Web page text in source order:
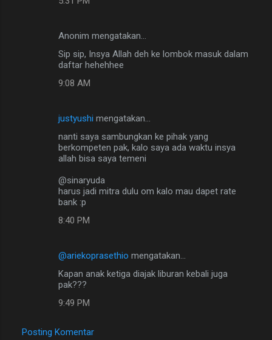
Anonim mengatakan…
Sip sip, Insya Allah deh ke lombok masuk dalam
daftar hehehhee
9:08 AM
justyushi mengatakan…
nanti saya sambungkan ke pihak yang
berkompeten pak, kalo saya ada waktu insya
allah bisa saya temeni
@sinaryuda
harus jadi mitra dulu om kalo mau dapet rate
bank :p
8:40 PM
@ariekoprasethio mengatakan…
Kapan anak ketiga diajak liburan kebali juga
pak???
9:49 PM
Posting Komentar